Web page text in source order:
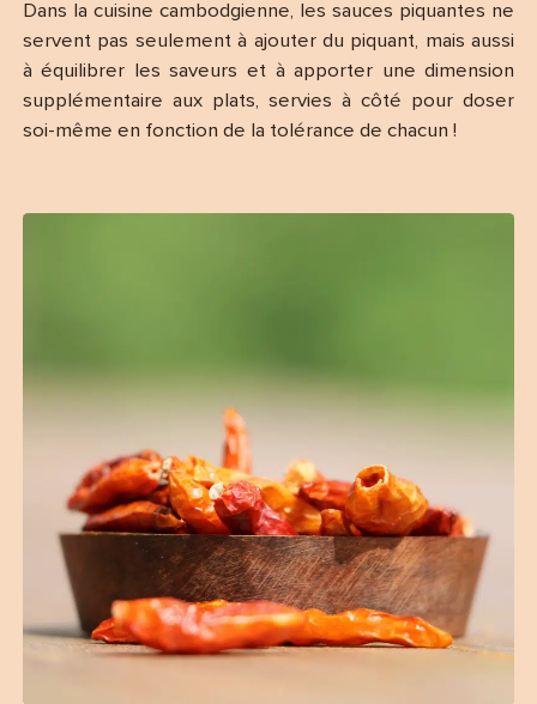
Dans la cuisine cambodgienne, les sauces piquantes ne
servent pas seulement à ajouter du piquant, mais aussi
à équilibrer les saveurs et à apporter une dimension
supplémentaire aux plats, servies à côté pour doser
soi-même en fonction de la tolérance de chacun !